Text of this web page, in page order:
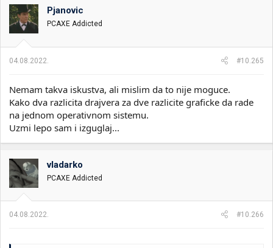
o
v
a
n
:
Pjanovic
PCAXE Addicted
04.08.2022. #10.265
Nemam takva iskustva, ali mislim da to nije moguce.
Kako dva razlicita drajvera za dve razlicite graficke da rade
na jednom operativnom sistemu.
Uzmi lepo sam i izguglaj...
vladarko
PCAXE Addicted
04.08.2022. #10.266